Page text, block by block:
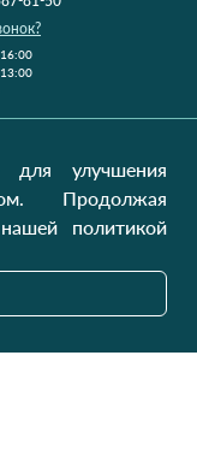
улучшения
Продолжая
политикой